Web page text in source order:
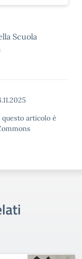
Scuola
articolo è